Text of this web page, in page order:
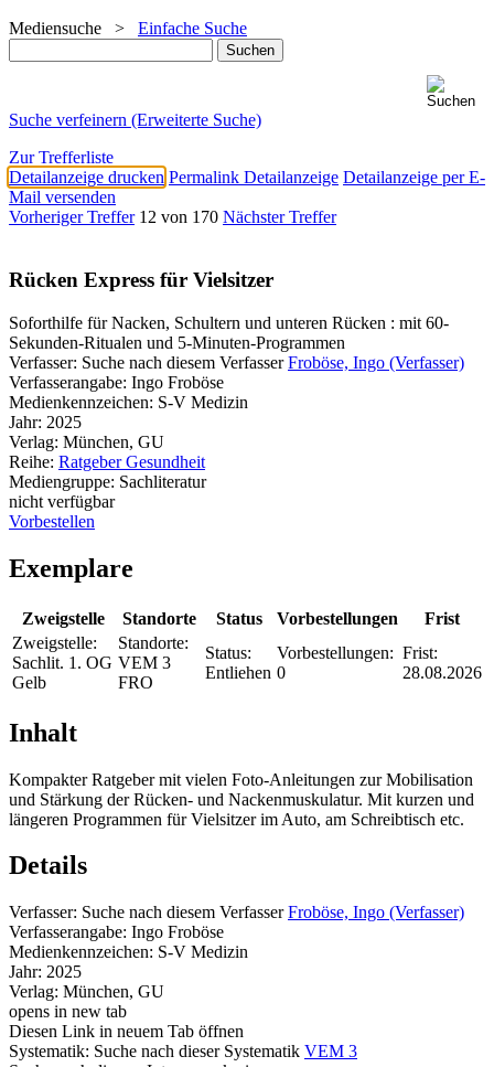
Mediensuche > Einfache Suche
Suche verfeinern (Erweiterte Suche)
Zur Trefferliste
Detailanzeige drucken Permalink Detailanzeige Detailanzeige per E-
Mail versenden
Vorheriger Treffer 12 von 170 Nächster Treffer
Rücken Express für Vielsitzer
Soforthilfe für Nacken, Schultern und unteren Rücken : mit 60-
Sekunden-Ritualen und 5-Minuten-Programmen
Verfasser: Suche nach diesem Verfasser Froböse, Ingo (Verfasser)
Verfasserangabe: Ingo Froböse
Medienkennzeichen: S-V Medizin
Jahr: 2025
Verlag: München, GU
Reihe: Ratgeber Gesundheit
Mediengruppe: Sachliteratur
nicht verfügbar
Vorbestellen
Exemplare
Zweigstelle Standorte Status Vorbestellungen
Frist
Zweigstelle:
Sachlit. 1. OG
Gelb
Standorte:
VEM 3
FRO
Status:
Entliehen
Vorbestellungen:
0
Frist:
28.08.2026
Inhalt
Kompakter Ratgeber mit vielen Foto-Anleitungen zur Mobilisation
und Stärkung der Rücken- und Nackenmuskulatur. Mit kurzen und
längeren Programmen für Vielsitzer im Auto, am Schreibtisch etc.
Details
Verfasser: Suche nach diesem Verfasser Froböse, Ingo (Verfasser)
Verfasserangabe: Ingo Froböse
Medienkennzeichen: S-V Medizin
Jahr: 2025
Verlag: München, GU
opens in new tab
Diesen Link in neuem Tab öffnen
Systematik: Suche nach dieser Systematik VEM 3